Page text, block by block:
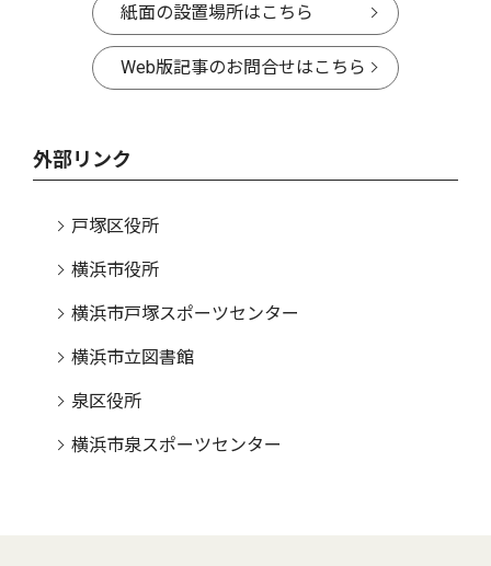
紙面の設置場所はこちら
Web版記事のお問合せはこちら
外部リンク
戸塚区役所
横浜市役所
横浜市戸塚スポーツセンター
横浜市立図書館
泉区役所
横浜市泉スポーツセンター